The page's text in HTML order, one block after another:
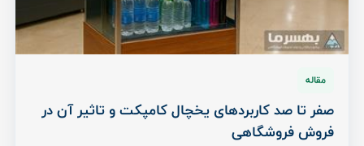
مقاله
صفر تا صد کاربردهای یخچال کامپکت و تاثیر آن در
فروش فروشگاهی